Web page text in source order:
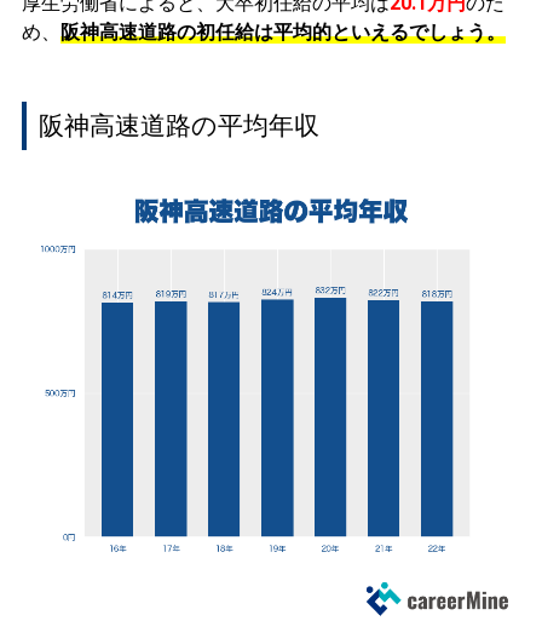
め、 阪神高速道路の初任給は平均的といえるでしょう。
阪神高速道路の平均年収